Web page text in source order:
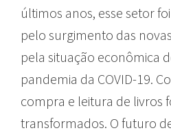
últimos anos, esse setor
pelo surgimento das
pela situação econômica
pandemia da COVID-19.
compra e leitura de livros
transformados. O futuro